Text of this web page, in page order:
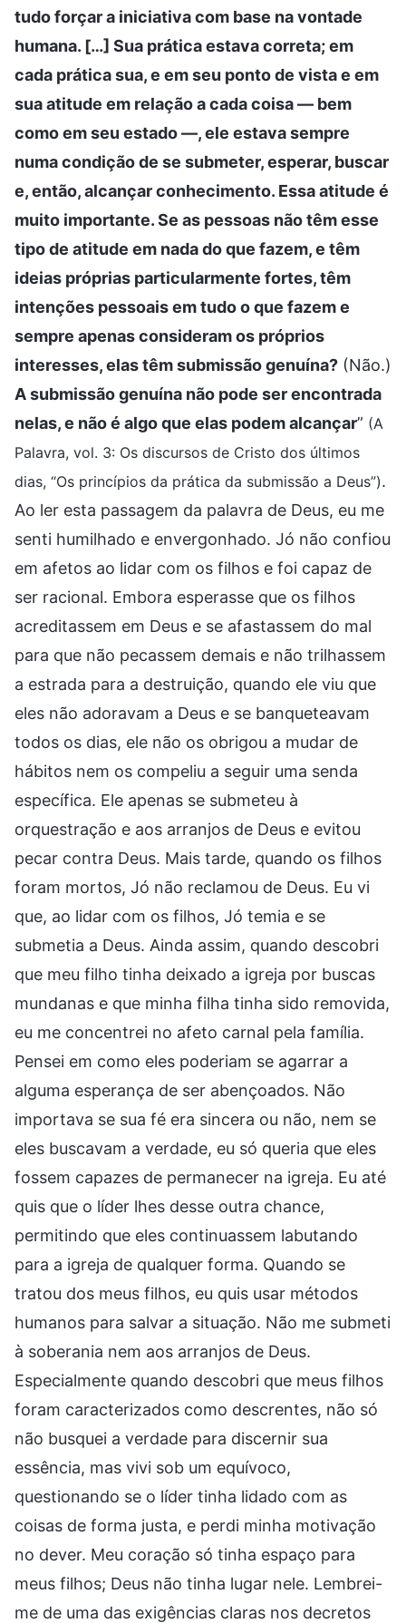
tudo forçar a iniciativa com base na vontade
humana. […] Sua prática estava correta; em
cada prática sua, e em seu ponto de vista e em
sua atitude em relação a cada coisa — bem
como em seu estado —, ele estava sempre
numa condição de se submeter, esperar, buscar
e, então, alcançar conhecimento. Essa atitude é
muito importante. Se as pessoas não têm esse
tipo de atitude em nada do que fazem, e têm
ideias próprias particularmente fortes, têm
intenções pessoais em tudo o que fazem e
sempre apenas consideram os próprios
interesses, elas têm submissão genuína? (Não.)
A submissão genuína não pode ser encontrada
nelas, e não é algo que elas podem alcançar” (A
Palavra, vol. 3: Os discursos de Cristo dos últimos
dias, “Os princípios da prática da submissão a Deus”).
Ao ler esta passagem da palavra de Deus, eu me
senti humilhado e envergonhado. Jó não confiou
em afetos ao lidar com os filhos e foi capaz de
ser racional. Embora esperasse que os filhos
acreditassem em Deus e se afastassem do mal
para que não pecassem demais e não trilhassem
a estrada para a destruição, quando ele viu que
eles não adoravam a Deus e se banqueteavam
todos os dias, ele não os obrigou a mudar de
hábitos nem os compeliu a seguir uma senda
específica. Ele apenas se submeteu à
orquestração e aos arranjos de Deus e evitou
pecar contra Deus. Mais tarde, quando os filhos
foram mortos, Jó não reclamou de Deus. Eu vi
que, ao lidar com os filhos, Jó temia e se
submetia a Deus. Ainda assim, quando descobri
que meu filho tinha deixado a igreja por buscas
mundanas e que minha filha tinha sido removida,
eu me concentrei no afeto carnal pela família.
Pensei em como eles poderiam se agarrar a
alguma esperança de ser abençoados. Não
importava se sua fé era sincera ou não, nem se
eles buscavam a verdade, eu só queria que eles
fossem capazes de permanecer na igreja. Eu até
quis que o líder lhes desse outra chance,
permitindo que eles continuassem labutando
para a igreja de qualquer forma. Quando se
tratou dos meus filhos, eu quis usar métodos
humanos para salvar a situação. Não me submeti
à soberania nem aos arranjos de Deus.
Especialmente quando descobri que meus filhos
foram caracterizados como descrentes, não só
não busquei a verdade para discernir sua
essência, mas vivi sob um equívoco,
questionando se o líder tinha lidado com as
coisas de forma justa, e perdi minha motivação
no dever. Meu coração só tinha espaço para
meus filhos; Deus não tinha lugar nele. Lembrei-
me de uma das exigências claras nos decretos